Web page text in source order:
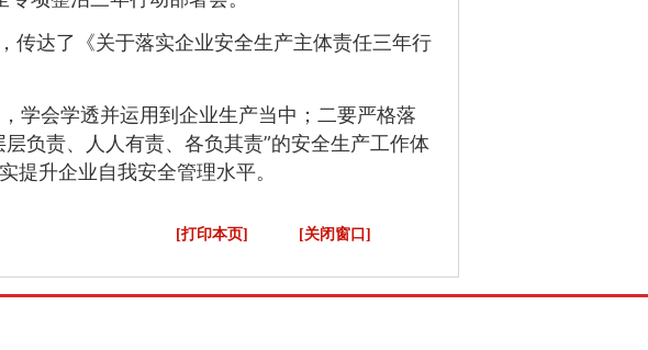
传达了《关于落实企业安全生产主体责任三年行
学会学透并运用到企业生产当中；二要严格落
负责、人人有责、各负其责”的安全生产工作体
提升企业自我安全管理水平。
[打印本页] [关闭窗口]